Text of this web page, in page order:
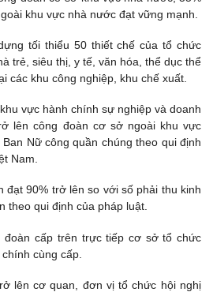
khu vực nhà nước đạt vững mạnh.
tối thiểu 50 thiết chế của tổ chức
trẻ, siêu thị, y tế, văn hóa, thể dục thể
các khu công nghiệp, khu chế xuất.
vực hành chính sự nghiệp và doanh
lên công đoàn cơ sở ngoài khu vực
Nữ công quần chúng theo qui định
Nam.
đạt 90% trở lên so với số phải thu kinh
theo qui định của pháp luật.
đoàn cấp trên trực tiếp cơ sở tổ chức
cùng cấp.
lên cơ quan, đơn vị tổ chức hội nghị